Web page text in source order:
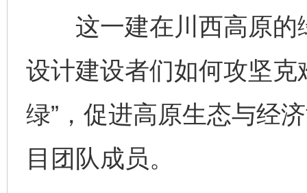
这一建在川西高原的
设计建设者们如何攻坚克
绿”，促进高原生态与经
目团队成员。